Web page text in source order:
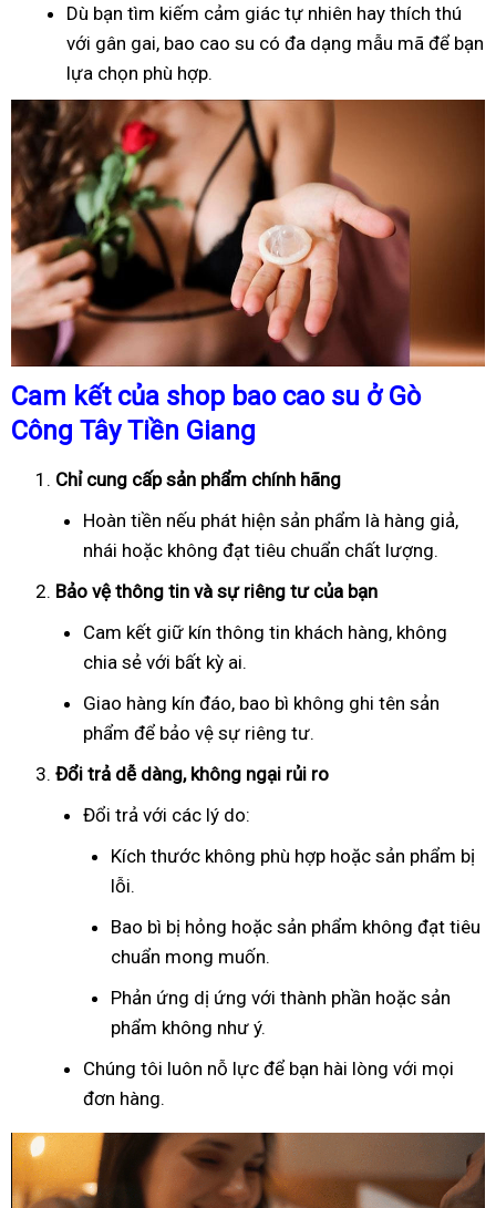
Dù bạn tìm kiếm cảm giác tự nhiên hay thích thú
với gân gai, bao cao su có đa dạng mẫu mã để bạn
lựa chọn phù hợp.
Cam kết của shop bao cao su ở Gò
Công Tây Tiền Giang
Chỉ cung cấp sản phẩm chính hãng
Hoàn tiền nếu phát hiện sản phẩm là hàng giả,
nhái hoặc không đạt tiêu chuẩn chất lượng.
Bảo vệ thông tin và sự riêng tư của bạn
Cam kết giữ kín thông tin khách hàng, không
chia sẻ với bất kỳ ai.
Giao hàng kín đáo, bao bì không ghi tên sản
phẩm để bảo vệ sự riêng tư.
Đổi trả dễ dàng, không ngại rủi ro
Đổi trả với các lý do:
Kích thước không phù hợp hoặc sản phẩm bị
lỗi.
Bao bì bị hỏng hoặc sản phẩm không đạt tiêu
chuẩn mong muốn.
Phản ứng dị ứng với thành phần hoặc sản
phẩm không như ý.
Chúng tôi luôn nỗ lực để bạn hài lòng với mọi
đơn hàng.